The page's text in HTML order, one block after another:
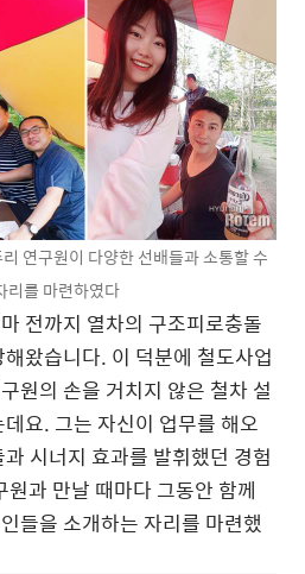
연구원이 다양한 선배들과 소통할 수
리를 마련하였다
전까지 열차의 구조피로충돌
왔습니다. 이 덕분에 철도사업
원의 손을 거치지 않은 철차 설
요. 그는 자신이 업무를 해오
시너지 효과를 발휘했던 경험
과 만날 때마다 그동안 함께
들을 소개하는 자리를 마련했